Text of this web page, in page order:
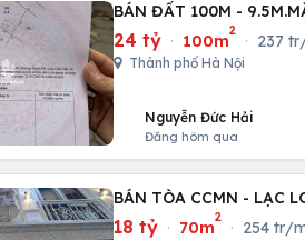
BÁN ĐẤT 100M -
24 tỷ · 100m
2
· 237
Thành phố Hà Nội
Nguyễn Đức Hải
Đăng hôm qua
BÁN TÒA CCMN - LẠC
18 tỷ · 70m
2
· 254 tr/